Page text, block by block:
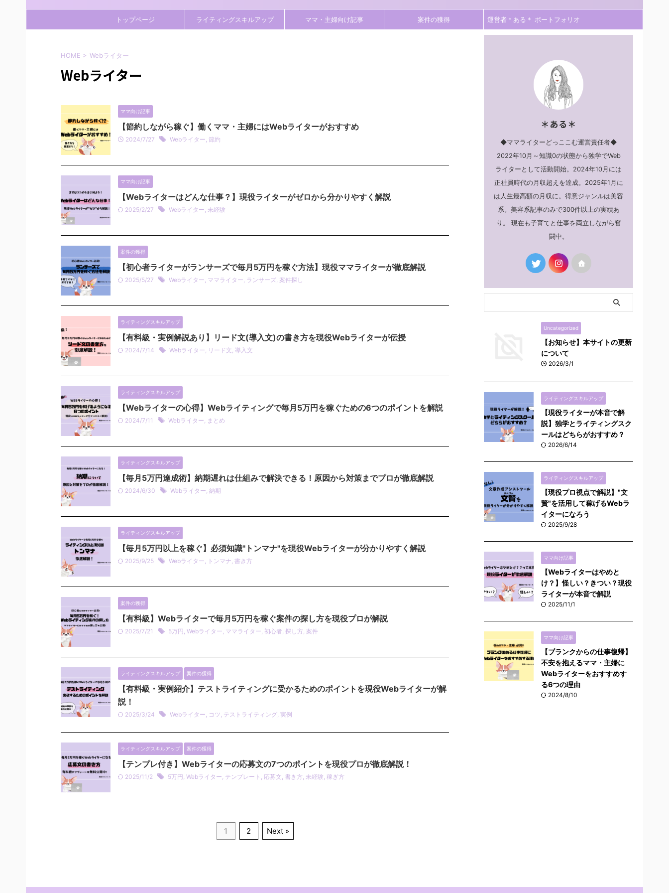
トップページ ライティングスキルアップ ママ・主婦向け記事 案件の獲得 運営者＊ある＊ ポートフォリオ
HOME > Webライター
Webライター
ママ向け記事
【節約しながら稼ぐ】働くママ・主婦にはWebライターがおすすめ
2024/7/27 Webライター, 節約
ママ向け記事
【Webライターはどんな仕事？】現役ライターがゼロから分かりやすく解説
2025/2/27 Webライター, 未経験
案件の獲得
【初心者ライターがランサーズで毎月5万円を稼ぐ方法】現役ママライターが徹底解説
2025/5/27 Webライター, ママライター, ランサーズ, 案件探し
ライティングスキルアップ
【有料級・実例解説あり】リード文(導入文)の書き方を現役Webライターが伝授
2024/7/14 Webライター, リード文, 導入文
ライティングスキルアップ
【Webライターの心得】Webライティングで毎月5万円を稼ぐための6つのポイントを解説
2024/7/11 Webライター, まとめ
ライティングスキルアップ
【毎月5万円達成術】納期遅れは仕組みで解決できる！原因から対策までプロが徹底解説
2024/6/30 Webライター, 納期
ライティングスキルアップ
【毎月5万円以上を稼ぐ】必須知識"トンマナ"を現役Webライターが分かりやすく解説
2025/9/25 Webライター, トンマナ, 書き方
案件の獲得
【有料級】Webライターで毎月5万円を稼ぐ案件の探し方を現役プロが解説
2025/7/21 5万円, Webライター, ママライター, 初心者, 探し方, 案件
ライティングスキルアップ 案件の獲得
【有料級・実例紹介】テストライティングに受かるためのポイントを現役Webライターが解
説！
2025/3/24 Webライター, コツ, テストライティング, 実例
ライティングスキルアップ 案件の獲得
【テンプレ付き】Webライターの応募文の7つのポイントを現役プロが徹底解説！
2025/11/2 5万円, Webライター, テンプレート , 応募文, 書き方, 未経験, 稼ぎ方
1 2 Next »
＊ある＊
◆ママライターどっここむ運営責任者◆
2022年10月～知識0の状態から独学でWeb
ライターとして活動開始。2024年10月には
正社員時代の月収超えを達成。2025年1月に
は人生最高額の月収に。得意ジャンルは美容
系。美容系記事のみで300件以上の実績あ
り。 現在も子育てと仕事を両立しながら奮
闘中。
Uncategorized
【お知らせ】本サイトの更新
について
2026/3/1
ライティングスキルアップ
【現役ライターが本音で解
説】独学とライティングスク
ールはどちらがおすすめ？
2026/6/14
ライティングスキルアップ
【現役プロ視点で解説】"文
賢"を活用して稼げるWebラ
イターになろう
2025/9/28
ママ向け記事
【Webライターはやめと
け？】怪しい？きつい？現役
ライターが本音で解説
2025/11/1
ママ向け記事
【ブランクからの仕事復帰】
不安を抱えるママ・主婦に
Webライターをおすすめす
る6つの理由
2024/8/10